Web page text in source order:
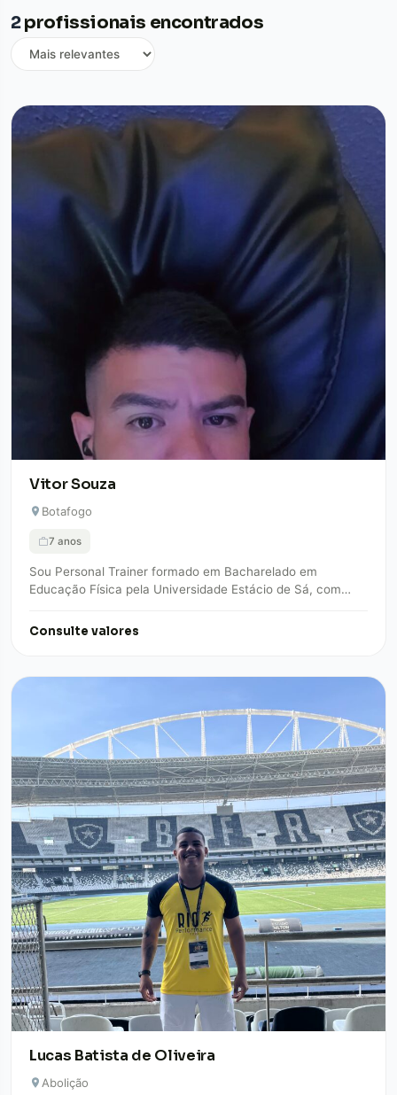
2profissionais encontrados
Vitor Souza
Botafogo
7 anos
Sou Personal Trainer formado em Bacharelado em
Educação Física pela Universidade Estácio de Sá, com
de…
Consulte valores
Lucas Batista de Oliveira
Abolição